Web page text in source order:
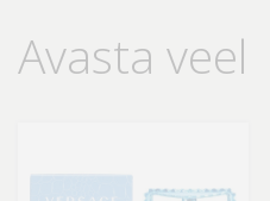
Avasta veel